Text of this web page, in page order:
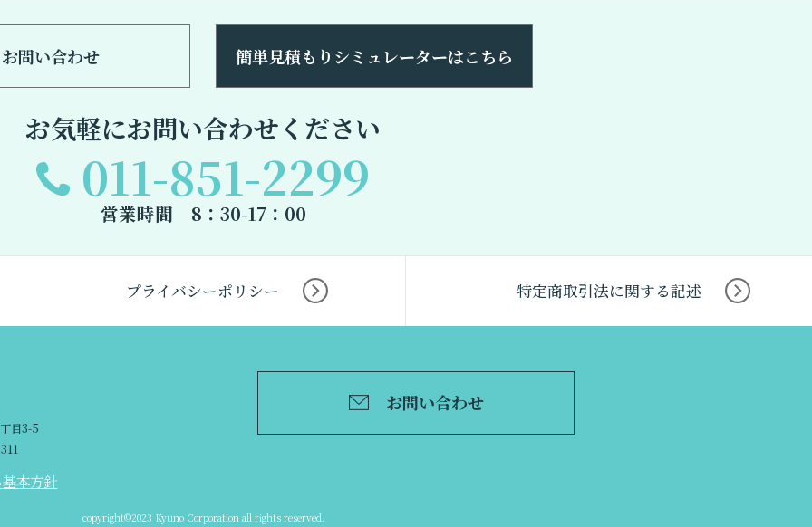
お問い合わせ 簡単見積もりシミュレーターはこちら
お気軽にお問い合わせください
011-851-2299
営業時間 8：30-17：00
プライバシーポリシー 特定商取引法に関する記述
目3-5
本方針
お問い合わせ
copyright©2023 Kyuno Corporation all rights reserved.